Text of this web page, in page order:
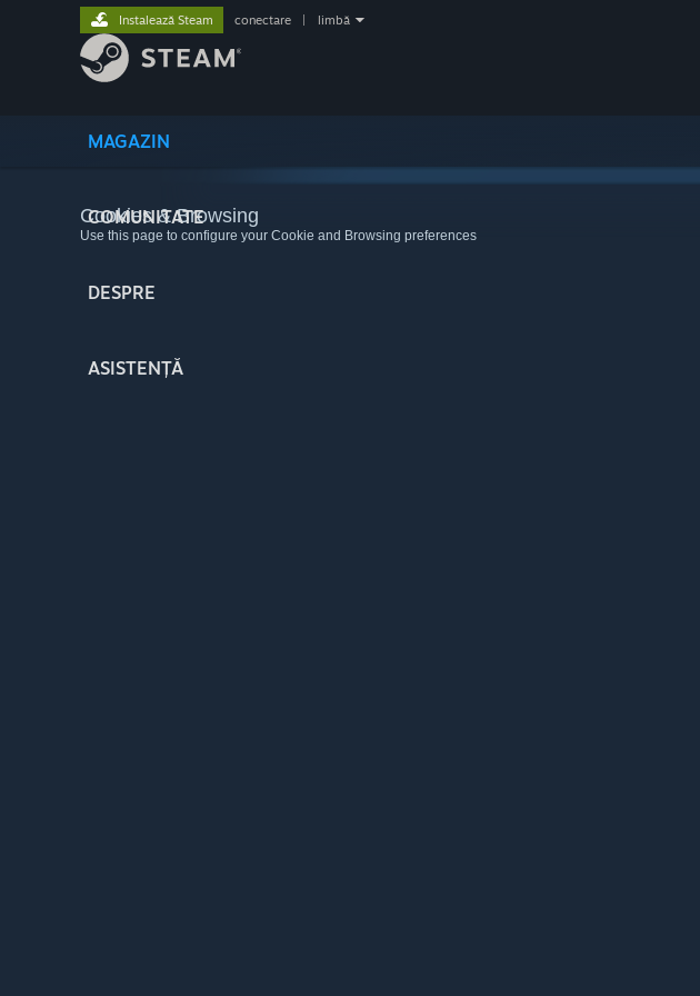
MAGAZIN
COMUNITATE
DESPRE
ASISTENȚĂ
Instalează Steam conectare limbă
Cookies & Browsing
Use this page to configure your Cookie and Browsing preferences